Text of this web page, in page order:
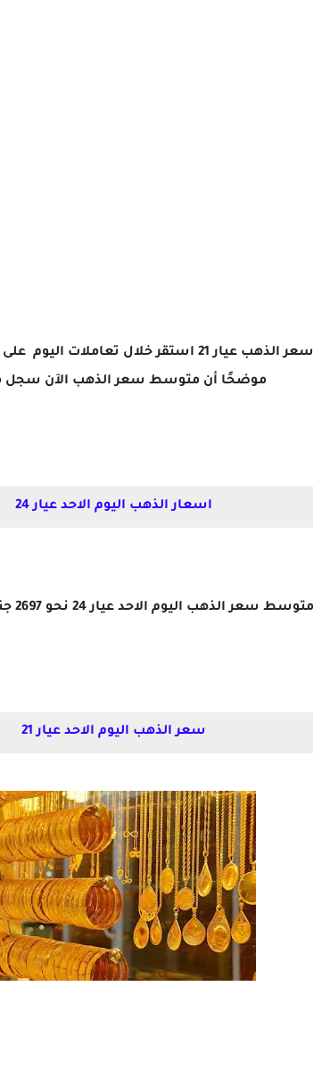
قال أمير رزق، خبير المشغولات الذهبية، إن سعر
موضحًا أن متوسط سعر الذهب الآن سجل
اسعار الذهب اليوم الاحد عيار 24
الذهب اليوم الاحد عيار 24 نحو 2697 جنيها بدون المصنعية.
سعر الذهب اليوم الاحد عيار 21